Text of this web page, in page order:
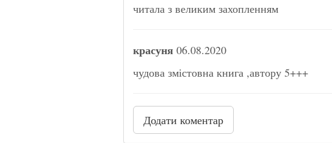
читала з великим захопленням
красуня 06.08.2020
чудова змістовна книга ,автору 5+++
Додати коментар